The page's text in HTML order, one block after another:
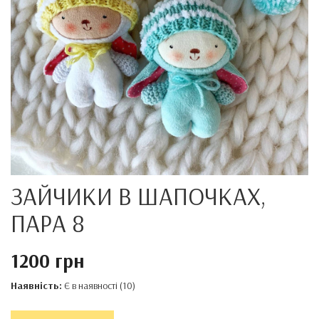
ЗАЙЧИКИ В ШАПОЧКАХ,
ПАРА 8
1200 грн
Наявність: Є в наявності (10)